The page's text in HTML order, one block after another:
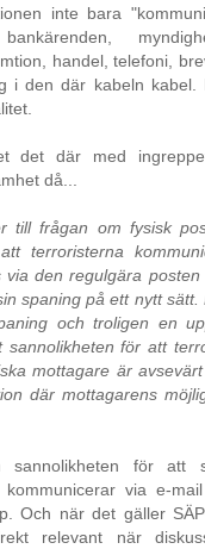
inte bara
handel, telefoni,
i den där kabeln kabel.
det där med
då...
till frågan om fysisk
terroristerna
via den regulgära
spaning på ett nytt
och troligen en
sannolikheten för att
mottagare är
där mottagarens
sannolikheten för att
kommunicerar via e-
Och när det gäller
relevant när